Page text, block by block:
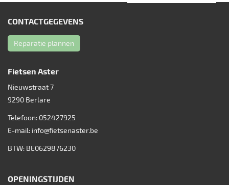
CONTACTGEGEVENS
Reparatie plannen
Fietsen Aster
Nieuwstraat 7
9290 Berlare
Telefoon: 052427925
E-mail: info@fietsenaster.be
BTW: BE0629876230
OPENINGSTIJDEN